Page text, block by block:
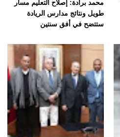
محمد برادة: إصلاح التعليم مسار
طويل ونتائج مدارس الريادة
ستتضح في أفق سنتين